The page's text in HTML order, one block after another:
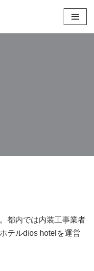
都内では内装工事業者
テルdios hotelを運営